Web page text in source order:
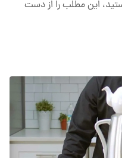
این مطلب را از دست